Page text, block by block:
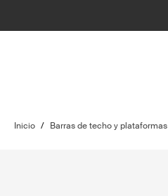
Inicio / Barras de techo y plataformas